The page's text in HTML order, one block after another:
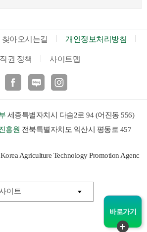
찾아오시는길 개인정보처리방침
권 정책 사이트맵
인스타
세종특별자치시 다솜2로 94 (어진동 556)
흥원 전북특별자치도 익산시 평동로 457
Agriculture Technology Promotion Agenc
바로가기